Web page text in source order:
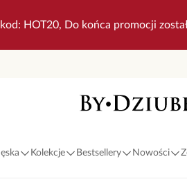
HOT20, Do końca promocji
Kolekcje Bestsellery Nowości